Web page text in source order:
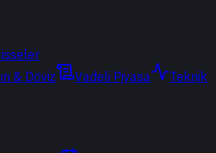
& Döviz Vadeli Piyasa
Teknik